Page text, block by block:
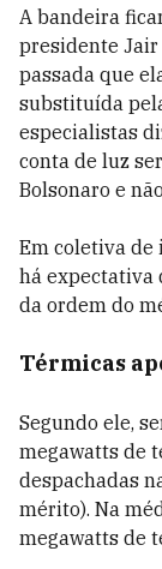
A bandeira
presidente Jair
passada que
substituída
especialistas
conta de luz
Bolsonaro e
Em coletiva de
há expectativa
da ordem do
Térmicas
Segundo ele,
megawatts de
despachadas
mérito). Na
megawatts de